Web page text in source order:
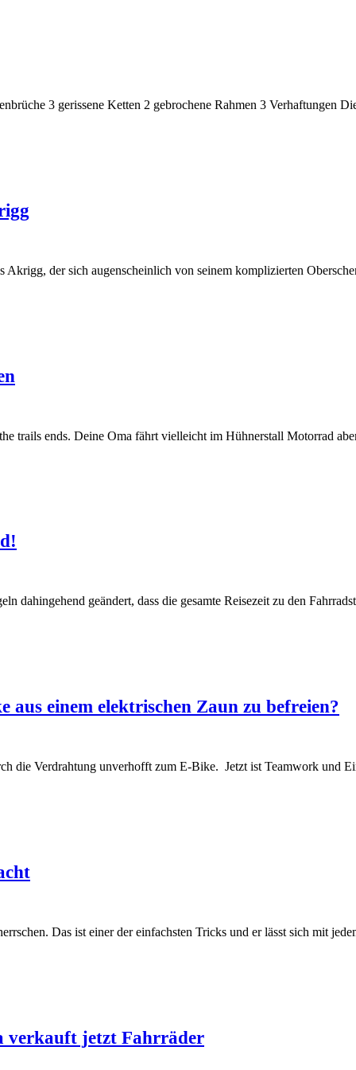
3 gerissene Ketten 2 gebrochene Rahmen 3 Verhaftungen
der sich augenscheinlich von seinem komplizierten
trails ends. Deine Oma fährt vielleicht im Hühnerstall Motorrad
dahingehend geändert, dass die gesamte Reisezeit zu den
einem elektrischen Zaun zu befreien?
die Verdrahtung unverhofft zum E-Bike. Jetzt ist Teamwork und
Das ist einer der einfachsten Tricks und er lässt sich mit
verkauft jetzt Fahrräder